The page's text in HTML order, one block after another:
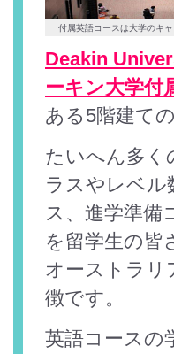
付属英語コースは大学のキ
Deakin
ーキン大学付
ある5階建て
たいへん多く
ラスやレベル
ス、進学準備
を留学生の皆
オーストラリ
徴です。
英語コースの